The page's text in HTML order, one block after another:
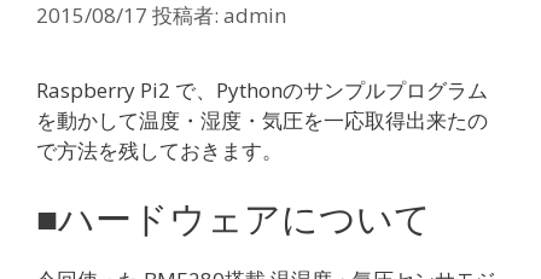
2015/08/17 投稿者: admin
Raspberry Pi2 で、Pythonのサンプルプログラム
を動かして温度・湿度・気圧を一応取得出来たの
で方法を残しておきます。
■ハードウェアについて